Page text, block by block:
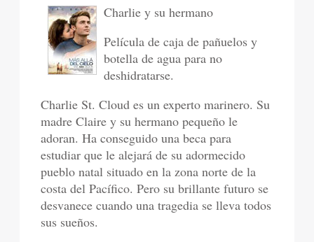
Charlie y su hermano
Película de caja de pañuelos y
botella de agua para no
deshidratarse.
Charlie St. Cloud es un experto marinero. Su
madre Claire y su hermano pequeño le
adoran. Ha conseguido una beca para
estudiar que le alejará de su adormecido
pueblo natal situado en la zona norte de la
costa del Pacífico. Pero su brillante futuro se
desvanece cuando una tragedia se lleva todos
sus sueños.